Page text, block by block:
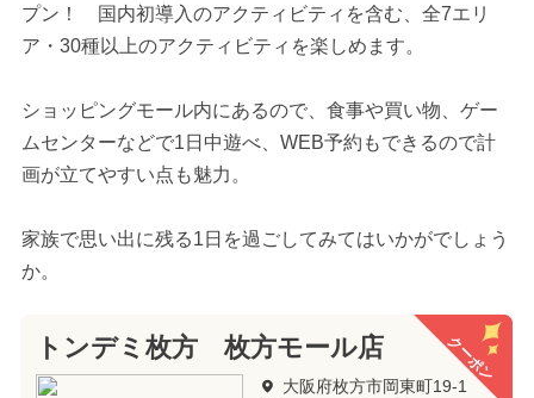
プン！ 国内初導入のアクティビティを含む、全7エリ
ア・30種以上のアクティビティを楽しめます。
ショッピングモール内にあるので、食事や買い物、ゲー
ムセンターなどで1日中遊べ、WEB予約もできるので計
画が立てやすい点も魅力。
家族で思い出に残る1日を過ごしてみてはいかがでしょう
か。
クーポン
トンデミ枚方 枚方モール店
大阪府枚方市岡東町19-1